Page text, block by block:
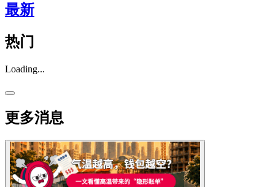
最新
热门
Loading...
更多消息